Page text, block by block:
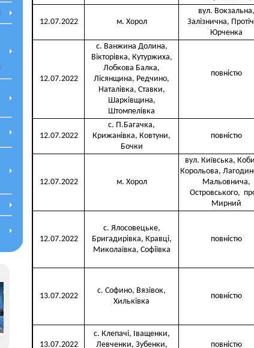
12.07.2022 м. Хорол
вул. Вокзальна,
Залізнична,
Юрченка
12.07.2022
с. Ванжина Долина,
Вікторівка, Кутуржиха,
Лобкова Балка,
Лісянщина, Редчино,
Наталівка, Ставки,
Шарківщина,
Штомпелівка
повністю
12.07.2022
с. П.Багачка,
Крижанівка, Ковтуни,
Бочки
повністю
12.07.2022 м. Хорол
вул. Київська,
Корольова,
Мальовнича,
Островського,
Мирний
12.07.2022
с. Ялосовецьке,
Бригадирівка, Кравці,
Миколаївка, Софіївка
повністю
13.07.2022
с. Софино, Вязівок,
Хильківка
повністю
13.07.2022
с. Клепачі, Іващенки,
Левченки, Зубенки,
повністю